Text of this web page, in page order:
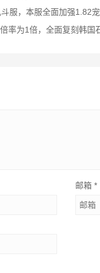
服，本服全面加强1.82
率为1倍，全面复刻韩国
邮箱 *